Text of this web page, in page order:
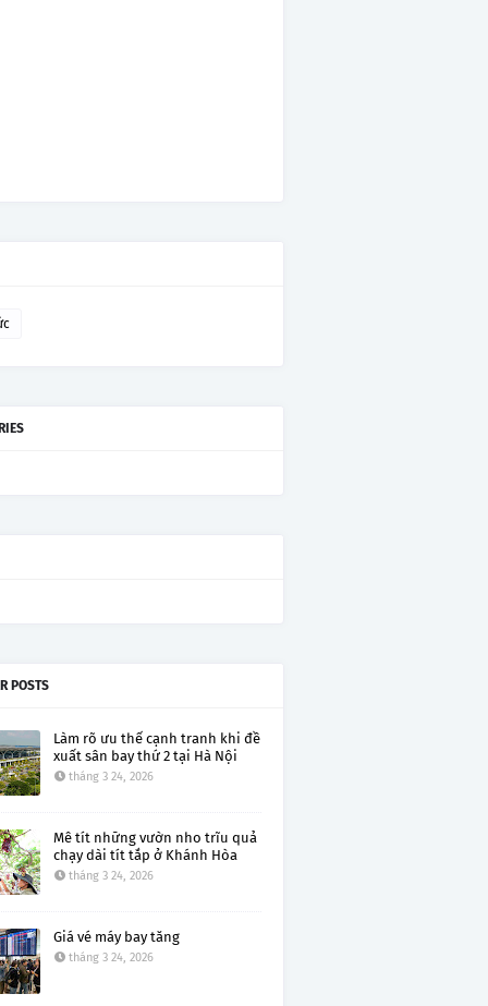
POSTS
Làm rõ ưu thế cạnh tranh khi đề
xuất sân bay thứ 2 tại Hà Nội
tháng 3 24, 2026
Mê tít những vườn nho trĩu quả
chạy dài tít tắp ở Khánh Hòa
tháng 3 24, 2026
Giá vé máy bay tăng
tháng 3 24, 2026